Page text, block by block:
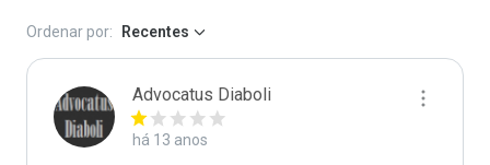
Ordenar por: Recentes
Advocatus Diaboli
há 13 anos